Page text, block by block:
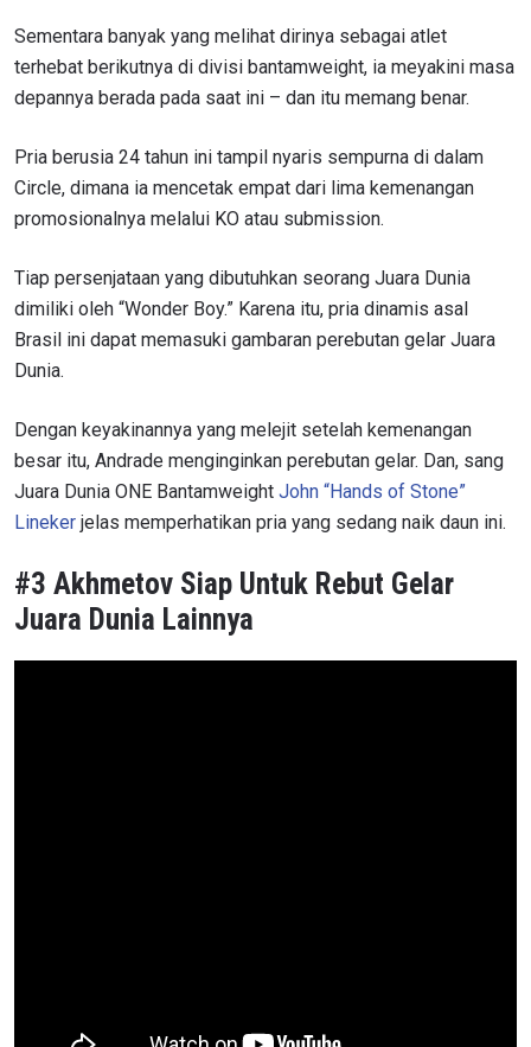
Sementara banyak yang melihat dirinya sebagai atlet
terhebat berikutnya di divisi bantamweight, ia meyakini masa
depannya berada pada saat ini – dan itu memang benar.
Pria berusia 24 tahun ini tampil nyaris sempurna di dalam
Circle, dimana ia mencetak empat dari lima kemenangan
promosionalnya melalui KO atau submission.
Tiap persenjataan yang dibutuhkan seorang Juara Dunia
dimiliki oleh “Wonder Boy.” Karena itu, pria dinamis asal
Brasil ini dapat memasuki gambaran perebutan gelar Juara
Dunia.
Dengan keyakinannya yang melejit setelah kemenangan
besar itu, Andrade menginginkan perebutan gelar. Dan, sang
Juara Dunia ONE Bantamweight John “Hands of Stone”
Lineker jelas memperhatikan pria yang sedang naik daun ini.
#3 Akhmetov Siap Untuk Rebut Gelar
Juara Dunia Lainnya